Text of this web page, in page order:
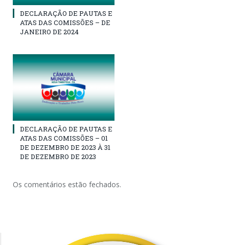
DECLARAÇÃO DE PAUTAS E
ATAS DAS COMISSÕES – DE
JANEIRO DE 2024
DECLARAÇÃO DE PAUTAS E
ATAS DAS COMISSÕES – 01
DE DEZEMBRO DE 2023 À 31
DE DEZEMBRO DE 2023
Os comentários estão fechados.